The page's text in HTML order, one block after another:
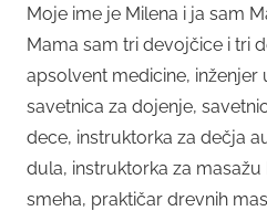
Moje ime je Milena i ja sam
Mama sam tri devojčice i tri
apsolvent medicine, inženjer
savetnica za dojenje,
dece, instruktorka za dečja
dula, instruktorka za
smeha, praktičar drevnih